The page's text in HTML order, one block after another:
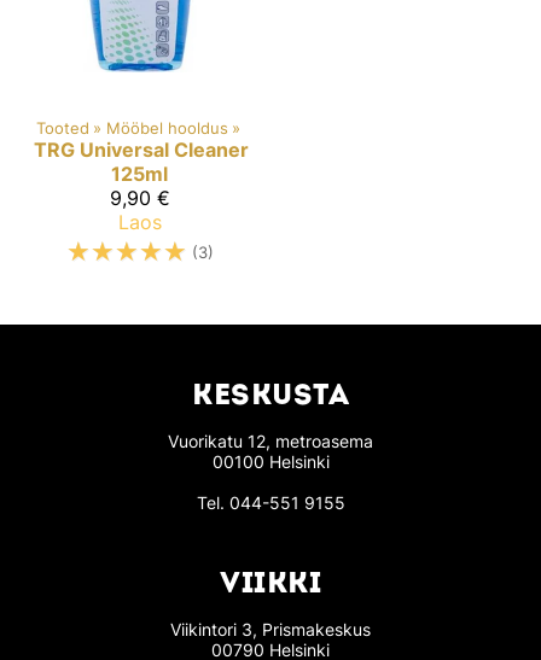
Tooted ‪» Mööbel hooldus ‪»
TRG Universal Cleaner
125ml
9,90 €
Laos
☆☆☆☆☆ (3)
KESKUSTA
Vuorikatu 12, metroasema
00100 Helsinki
Tel. 044-551 9155
VIIKKI
Viikintori 3, Prismakeskus
00790 Helsinki